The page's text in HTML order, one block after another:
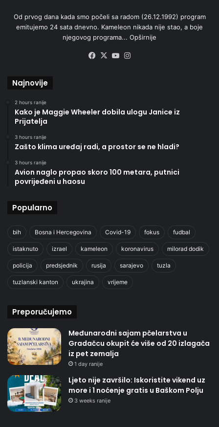
Od prvog dana kada smo počeli sa radom (26.12.1992) program
emitujemo 24 sata dnevno. Kameleon nikada nije stao, a boje
njegovog programa... Opširnije
Facebook
X YouTube
Najnovije
2 hours ranije
Kako je Maggie Wheeler dobila ulogu Janice iz
Prijatelja
3 hours ranije
Zašto klima uređaj radi, a prostor se ne hladi?
3 hours ranije
Avion naglo propao skoro 100 metara, putnici
povrijeđeni u haosu
Popularno
bih Bosna i Hercegovina Covid-19 fokus fudbal
istaknuto izrael kameleon koronavirus milorad dodik
policija predsjednik rusija sarajevo tuzla
tuzlanski kanton ukrajina vrijeme
Preporučujemo
Međunarodni sajam pčelarstva u
Gradačcu okupit će više od 20 izlagača
iz pet zemalja
1 day ranije
Ljeto nije završilo: Iskoristite vikend uz
more i 1 noćenje gratis u Baškom Polju
3 weeks ranije